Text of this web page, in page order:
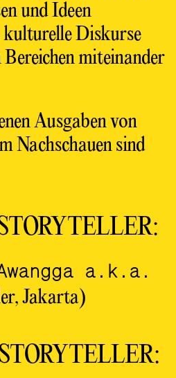
und Ideen
kulturelle Diskurse
Bereichen miteinander
Ausgaben von
Nachschauen sind
a.k.a.
Jakarta)